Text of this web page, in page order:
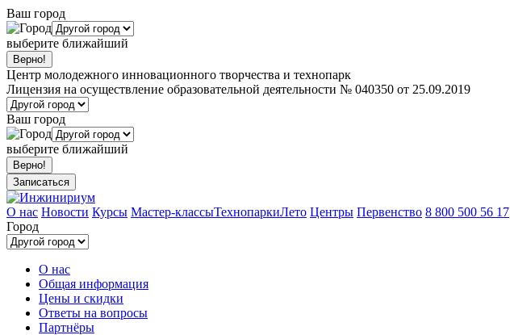
Ваш город
выберите ближайший
Центр молодежного инновационного творчества и технопарк
Лицензия на осуществление образовательной деятельности № 040350 от 25.09.2019
Ваш город
выберите ближайший
Записаться
О нас Новости Курсы Мастер-классыТехнопаркиЛето Центры Первенство 8 800 500 56 17
Город
О нас
Общая информация
Цены и скидки
Ответы на вопросы
Партнёры